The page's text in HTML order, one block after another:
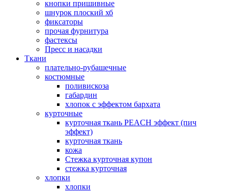
кнопки пришивные
шнурок плоский хб
фиксаторы
прочая фурнитура
фастексы
Пресс и насадки
Ткани
плательно-рубашечные
костюмные
поливискоза
габардин
хлопок с эффектом бархата
курточные
курточная ткань PEACH эффект (пич
эффект)
курточная ткань
кожа
Стежка курточная купон
стежка курточная
хлопки
хлопки